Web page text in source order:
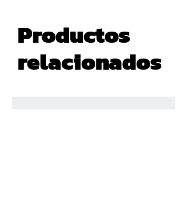
Productos
relacionados